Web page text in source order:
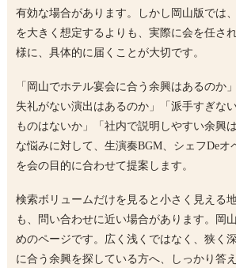
有効な場合があります。しかし岡山版では
を大きく想定するよりも、実際に会を任さ
様に、具体的に届くことが大切です。
「岡山でホテル宴会に合う余興はあるのか
失礼がない演出はあるのか」「派手すぎな
ものはないか」「社内で説明しやすい余興
な悩みに対して、生演奏BGM、シェフDeオ
を会の目的に合わせて提案します。
検索ボリュームだけを見ると小さく見える
も、問い合わせに近い場合があります。岡
めのページです。広く浅くではなく、狭く
に合う余興を探している方へ、しっかり答え